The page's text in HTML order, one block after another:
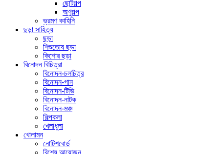
ছোটগল্প
অণুগল্প
ভ্রমণ কাহিনি
ছড়া সাহিত্য
ছড়া
শিশুতোষ ছড়া
কিশোর ছড়া
বিনোদন বিচিত্রা
বিনোদন-চলচিত্র
বিনোদন-গান
বিনোদন-টিভি
বিনোদন-নাটক
বিনোদন-মঞ্চ
শিল্পকলা
খেলাধুলা
খোলামন
নোটিশবোর্ড
বিশেষ আয়োজন